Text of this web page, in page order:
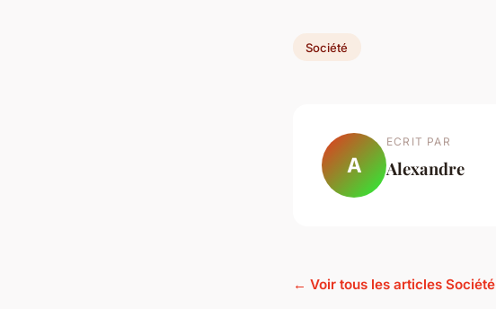
Société
A
ECRIT PAR
Alexandre
← Voir tous les articles Société